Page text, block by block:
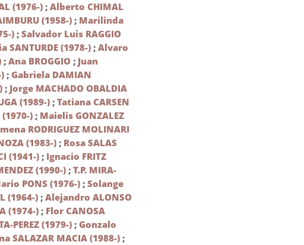
(1976-);Alberto CHIMAL
(1958-) ; Marilinda
);Salvador Luis RAGGIO
SANTURDE (1978-);Alvaro
;Ana BROGGIO ; Juan
;Gabriela DAMIAN
; Jorge MACHADO OBALDIA
(1989-);Tatiana CARSEN
) ; Maielis GONZALEZ
RODRIGUEZ MOLINARI
(1983-); Rosa SALAS
(1941-); Ignacio FRITZ
(1990-) ;T.P. MIRA-
PONS (1976-) ;Solange
(1964-) ;Alejandro ALONSO
(1974-); Flor CANOSA
PEREZ (1979-);Gonzalo
SALAZAR MACIA (1988-) ;